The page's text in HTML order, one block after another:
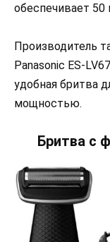
обеспечивает 50
Производитель
Panasonic ES-
удобная бритва
мощностью.
Бритва с